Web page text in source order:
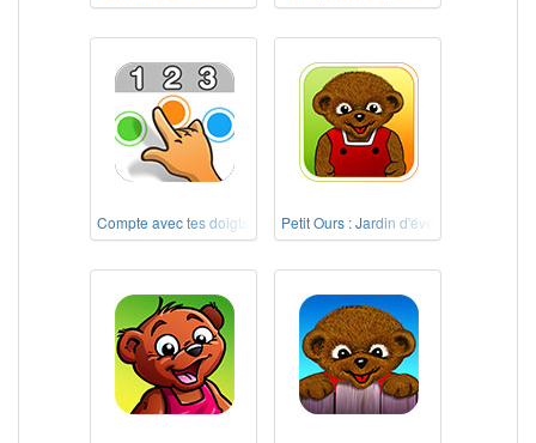
Compte avec tes doigts ! Petit Ours : Jardin d'éveil